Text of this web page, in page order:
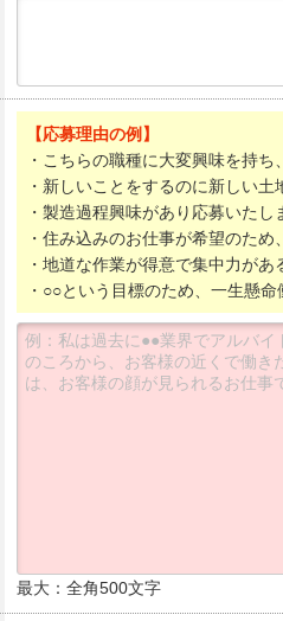
【応募理由の例】
・こちらの職種に大変興味を持
・新しいことをするのに新しい
・製造過程興味があり応募いたし
・住み込みのお仕事が希望のた
・地道な作業が得意で集中力が
・○○という目標のため、一生懸
最大：全角500文字